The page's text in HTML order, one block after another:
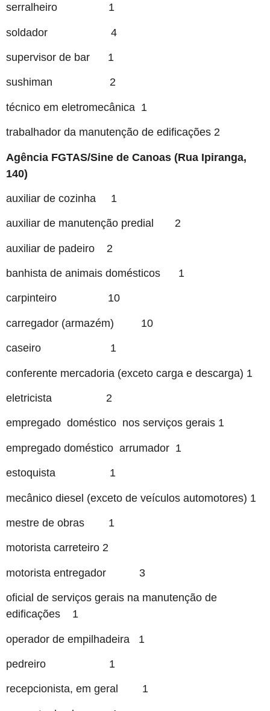
serralheiro 1
soldador 4
supervisor de bar 1
sushiman 2
técnico em eletromecânica 1
trabalhador da manutenção de edificações 2
Agência FGTAS/Sine de Canoas (Rua Ipiranga,
140)
auxiliar de cozinha 1
auxiliar de manutenção predial 2
auxiliar de padeiro 2
banhista de animais domésticos 1
carpinteiro 10
carregador (armazém) 10
caseiro 1
conferente mercadoria (exceto carga e descarga) 1
eletricista 2
empregado doméstico nos serviços gerais 1
empregado doméstico arrumador 1
estoquista 1
mecânico diesel (exceto de veículos automotores) 1
mestre de obras 1
motorista carreteiro 2
motorista entregador 3
oficial de serviços gerais na manutenção de
edificações 1
operador de empilhadeira 1
pedreiro 1
recepcionista, em geral 1